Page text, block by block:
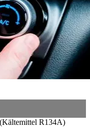
R134A)